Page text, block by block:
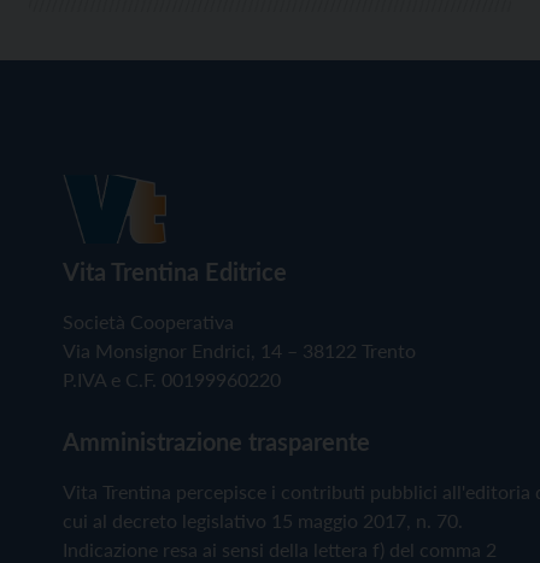
Vita Trentina Editrice
Società Cooperativa
Via Monsignor Endrici, 14 – 38122 Trento
P.IVA e C.F. 00199960220
Amministrazione trasparente
Vita Trentina percepisce i contributi pubblici all'editoria
cui al decreto legislativo 15 maggio 2017, n. 70.
Indicazione resa ai sensi della lettera f) del comma 2